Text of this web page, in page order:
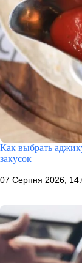
Как выбрать
закусок
07 Серпня 2026,